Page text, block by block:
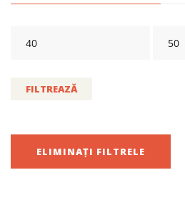
FILTREAZĂ
ELIMINAȚI FILTRELE